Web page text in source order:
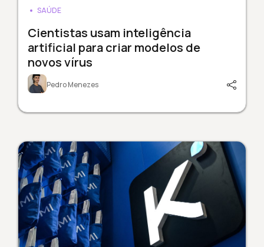
SAÚDE
Cientistas usam inteligência
artificial para criar modelos de
novos vírus
Pedro Menezes